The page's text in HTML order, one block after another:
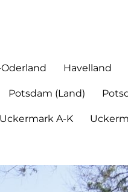
Havelland
Potsdam (Land)
Uckermark A-K